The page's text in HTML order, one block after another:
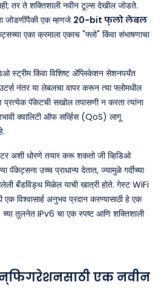
तर ते शक्तिशाली नवीन टूल्स देखील जोडते.
जोडणींपैकी एक म्हणजे 20-bit फ्लो लेबल
एका क्रमाला एकाच "फ्लो" किंवा संभाषणाचा
स्ट्रीम किंवा विशिष्ट ॲप्लिकेशन सेशनपर्यंत
नंतर या लेबलचा वापर करून त्या फ्लोमधील
पॅकेटची सखोल तपासणी न करता त्यांना
क्वालिटी ऑफ सर्व्हिस (QoS) लागू
अशी धोरणे तयार करू शकतो जी व्हिडिओ
पॅकेट्सना उच्च प्राधान्य देतात, ज्यामुळे गर्दीच्या
बँडविड्थ मिळेल याची खात्री होते. गेस्ट WiFi
विश्वासार्ह अनुभव प्रदान करण्यासाठी हे एक
च्या तुलनेत IPv6 चा एक स्पष्ट आणि शक्तिशाली
एक नवीन